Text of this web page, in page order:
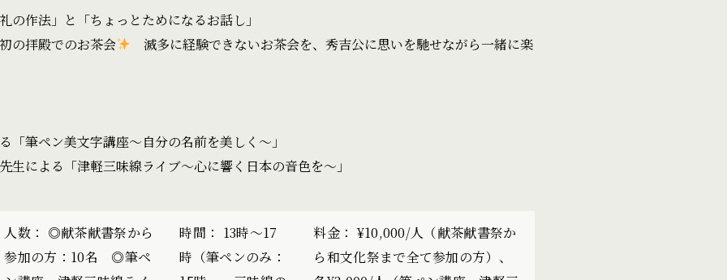
の作法」と「ちょっとためになるお話し」
の拝殿でのお茶会
滅多に経験できないお茶会を、秀吉公に思いを馳せながら一緒に楽
筆ペン美文字講座〜自分の名前を美しく〜」
による「津軽三味線ライブ〜心に響く日本の音色を〜」
人数： ◎献茶献書祭から
参加の方：10名 ◎筆ペ
時間： 13時〜17
時（筆ペンのみ：
料金： ¥10,000/人（献茶献書祭か
ら和文化祭まで全て参加の方）、